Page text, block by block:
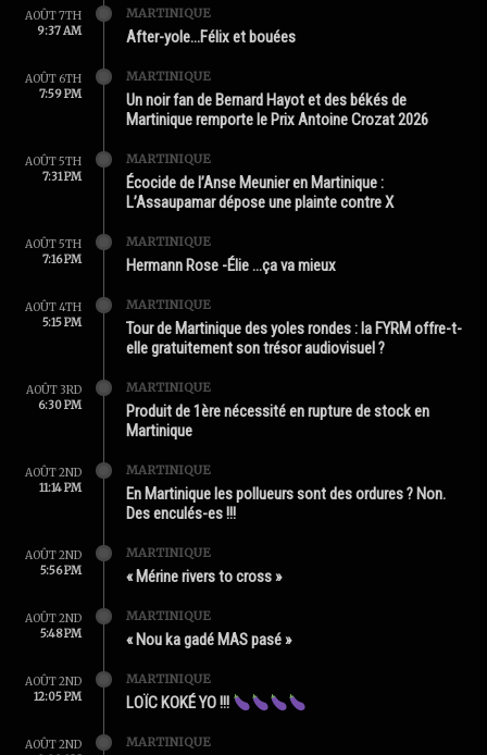
AOÛT 7TH
9:37 AM
MARTINIQUE
After-yole…Félix et bouées
AOÛT 6TH
7:59 PM
MARTINIQUE
Un noir fan de Bernard Hayot et des békés de
Martinique remporte le Prix Antoine Crozat 2026
AOÛT 5TH
7:31 PM
MARTINIQUE
Écocide de l’Anse Meunier en Martinique :
L’Assaupamar dépose une plainte contre X
AOÛT 5TH
7:16 PM
MARTINIQUE
Hermann Rose -Élie …ça va mieux
AOÛT 4TH
5:15 PM
MARTINIQUE
Tour de Martinique des yoles rondes : la FYRM offre-t-
elle gratuitement son trésor audiovisuel ?
AOÛT 3RD
6:30 PM
MARTINIQUE
Produit de 1ère nécessité en rupture de stock en
Martinique
AOÛT 2ND
11:14 PM
MARTINIQUE
En Martinique les pollueurs sont des ordures ? Non.
Des enculés-es !!!
AOÛT 2ND
5:56 PM
MARTINIQUE
« Mérine rivers to cross »
AOÛT 2ND
5:48 PM
MARTINIQUE
« Nou ka gadé MAS pasé »
AOÛT 2ND
12:05 PM
MARTINIQUE
LOÏC KOKÉ YO !!!
AOÛT 2ND
MARTINIQUE